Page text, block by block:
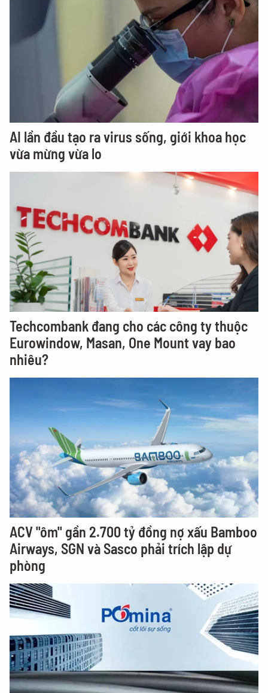
AI lần đầu tạo ra virus sống, giới khoa học
vừa mừng vừa lo
Techcombank đang cho các công ty thuộc
Eurowindow, Masan, One Mount vay bao
nhiêu?
ACV "ôm" gần 2.700 tỷ đồng nợ xấu Bamboo
Airways, SGN và Sasco phải trích lập dự
phòng